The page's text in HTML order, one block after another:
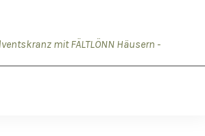
mit FÄLTLÖNN Häusern -